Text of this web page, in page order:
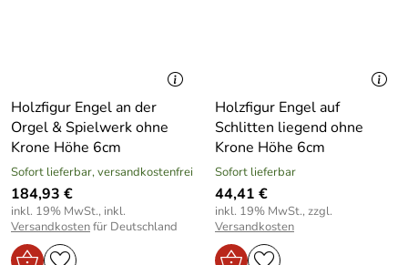
Holzfigur Engel an der
Orgel & Spielwerk ohne
Krone Höhe 6cm
Sofort lieferbar, versandkostenfrei
184,93 €
inkl. 19% MwSt., inkl.
Versandkostenfür Deutschland
Holzfigur Engel auf
Schlitten liegend ohne
Krone Höhe 6cm
Sofort lieferbar
44,41 €
inkl. 19% MwSt., zzgl.
Versandkosten